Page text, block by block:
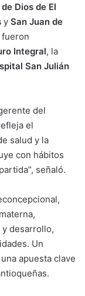
Dios de El
y San Juan de
fueron
Integral, la
San Julián
del
el
salud y la
con hábitos
señaló.
desarrollo,
Un
apuesta clave